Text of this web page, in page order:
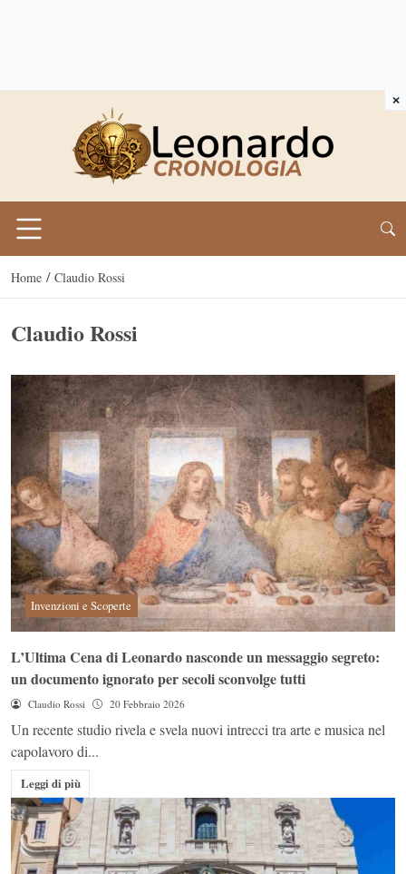
Home / Claudio Rossi
Claudio Rossi
Invenzioni e Scoperte
L’Ultima Cena di Leonardo nasconde un messaggio segreto:
un documento ignorato per secoli sconvolge tutti
Claudio Rossi 20 Febbraio 2026
Un recente studio rivela e svela nuovi intrecci tra arte e musica nel
capolavoro di...
Leggi di più
×